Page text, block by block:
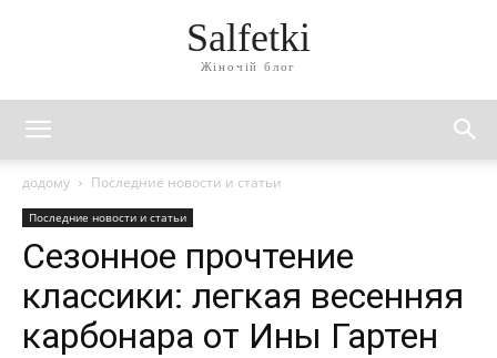
Salfetki
Жіночій блог
додому Последние новости и статьи
Последние новости и статьи
Сезонное прочтение
классики: легкая весенняя
карбонара от Ины Гартен